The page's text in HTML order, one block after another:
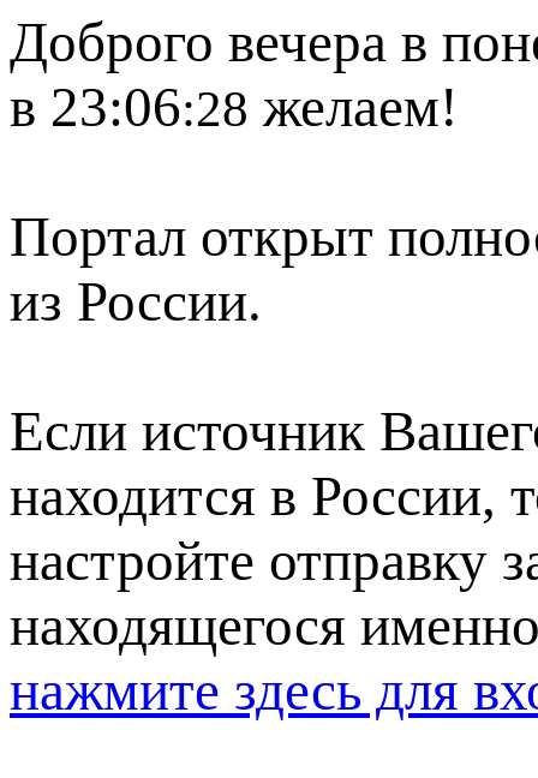
Доброго вечера в
в 23:06:28 желаем!
Портал открыт
из России.
Если источник
находится в России,
настройте отправку
находящегося
нажмите здесь для